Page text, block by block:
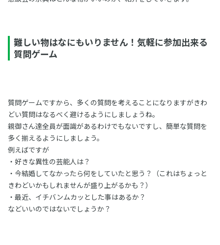
難しい物はなにもいりません！気軽に参加出来る
質問ゲーム
質問ゲームですから、多くの質問を考えることになりますがきわ
どい質問はなるべく避けるようにしましょうね。
親御さん達全員が面識があるわけでもないですし、簡単な質問を
多く揃えるようにしましょう。
例えばですが
・好きな異性の芸能人は？
・今結婚してなかったら何をしていたと思う？（これはちょっと
きわどいかもしれませんが盛り上がるかも？）
・最近、イチバンムカッとした事はあるか？
などいいのではないでしょうか？